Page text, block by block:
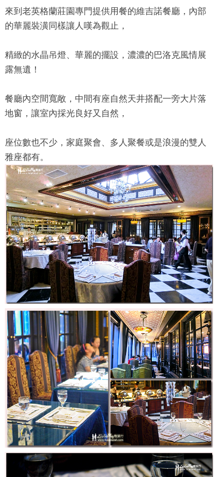
來到 老英格蘭莊園專門提供用餐的維吉諾餐廳，內部
的華麗裝潢同樣讓人嘆為觀止，
精緻的水晶吊燈、華麗的擺設，濃濃的巴洛克風情展
露無遺！
餐廳內空間寬敞，中間有座自然天井搭配一旁大片落
地窗，讓室內採光良好又自然，
座位數也不少，家庭聚會、多人聚餐或是浪漫的雙人
雅座都有。